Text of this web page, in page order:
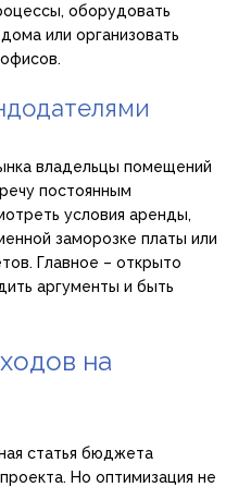
оборудовать
или организовать
владельцы помещений
постоянным
условия аренды,
заморозке платы или
Главное – открыто
аргументы и быть
на
статья бюджета
Но оптимизация не